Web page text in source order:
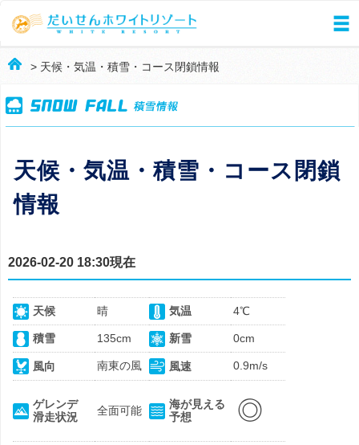
> 天候・気温・積雪・コース閉鎖情報
天候・気温・積雪・コース閉鎖
情報
2026-02-20 18:30現在
天候 晴 気温 4℃
積雪 135cm 新雪 0cm
風向 南東の風 風速 0.9m/s
ゲレンデ
滑走状況
全面可能
海が見える
予想
◎